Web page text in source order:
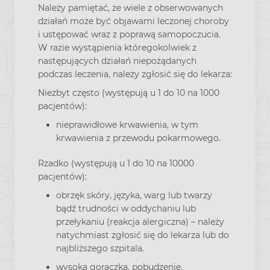
Należy pamiętać, że wiele z obserwowanych
działań może być objawami leczonej choroby
i ustępować wraz z poprawą samopoczucia.
W razie wystąpienia któregokolwiek z
następujących działań niepożądanych
podczas leczenia, należy zgłosić się do lekarza:
Niezbyt często (występują u 1 do 10 na 1000
pacjentów):
nieprawidłowe krwawienia, w tym
krwawienia z przewodu pokarmowego.
Rzadko (występują u 1 do 10 na 10000
pacjentów):
obrzęk skóry, języka, warg lub twarzy
bądź trudności w oddychaniu lub
przełykaniu (reakcja alergiczna) – należy
natychmiast zgłosić się do lekarza lub do
najbliższego szpitala.
wysoka gorączka, pobudzenie,